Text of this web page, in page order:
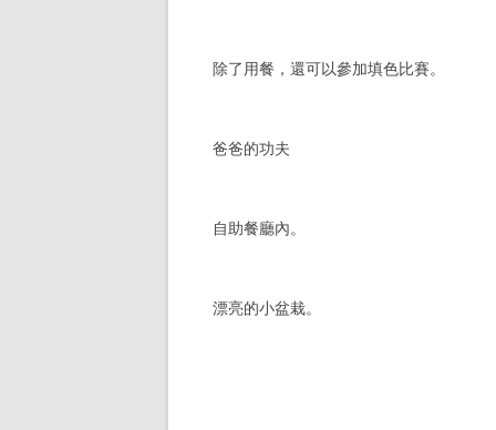
除了用餐，還可以參加填色比賽。
爸爸的功夫
自助餐廳內。
漂亮的小盆栽。